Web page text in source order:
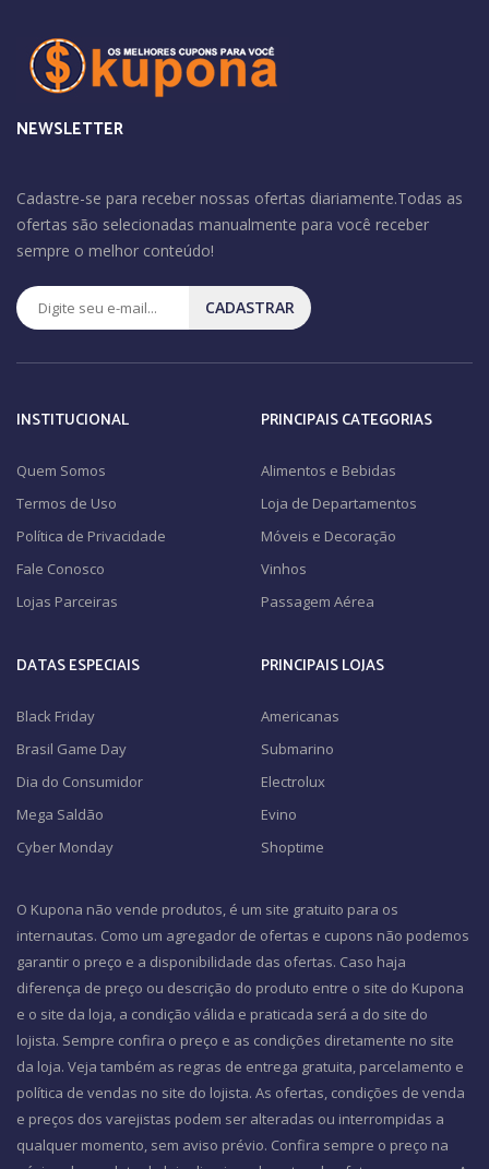
NEWSLETTER
Cadastre-se para receber nossas ofertas diariamente.Todas as
ofertas são selecionadas manualmente para você receber
sempre o melhor conteúdo!
CADASTRAR
INSTITUCIONAL
Quem Somos
Termos de Uso
Política de Privacidade
Fale Conosco
Lojas Parceiras
PRINCIPAIS CATEGORIAS
Alimentos e Bebidas
Loja de Departamentos
Móveis e Decoração
Vinhos
Passagem Aérea
DATAS ESPECIAIS
Black Friday
Brasil Game Day
Dia do Consumidor
Mega Saldão
Cyber Monday
PRINCIPAIS LOJAS
Americanas
Submarino
Electrolux
Evino
Shoptime
O Kupona não vende produtos, é um site gratuito para os
internautas. Como um agregador de ofertas e cupons não podemos
garantir o preço e a disponibilidade das ofertas. Caso haja
diferença de preço ou descrição do produto entre o site do Kupona
e o site da loja, a condição válida e praticada será a do site do
lojista. Sempre confira o preço e as condições diretamente no site
da loja. Veja também as regras de entrega gratuita, parcelamento e
política de vendas no site do lojista. As ofertas, condições de venda
e preços dos varejistas podem ser alteradas ou interrompidas a
qualquer momento, sem aviso prévio. Confira sempre o preço na